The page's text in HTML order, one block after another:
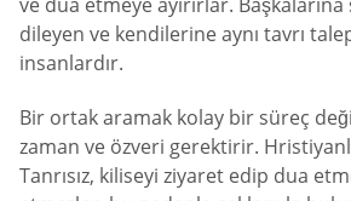
dileyen ve kendilerine aynı tavrı
insanlardır.
Bir ortak aramak kolay bir süreç
zaman ve özveri gerektirir.
Tanrısız, kiliseyi ziyaret edip dua